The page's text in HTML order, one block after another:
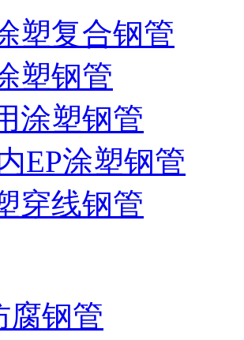
塑复合钢管
塑钢管
涂塑钢管
EP涂塑钢管
穿线钢管
腐钢管